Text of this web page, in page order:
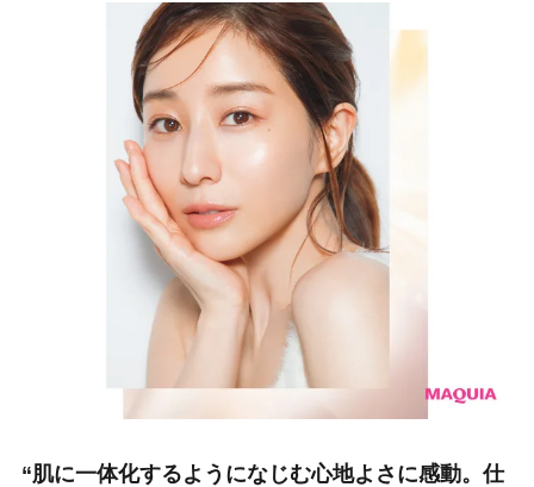
“肌に一体化するようになじむ心地よさに感動。仕